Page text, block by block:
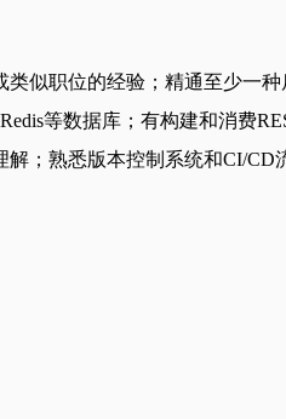
似职位的经验；精通至少一种
等数据库；有构建和消费
；熟悉版本控制系统和CI/CD